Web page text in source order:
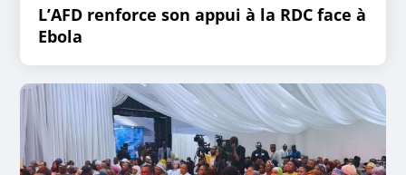
L’AFD renforce son appui à la RDC face à
Ebola